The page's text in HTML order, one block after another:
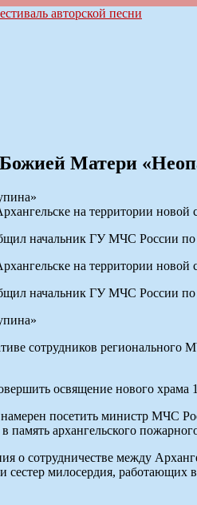
Матери
на территории
начальник ГУ МЧС России
на территории
начальник ГУ МЧС России
сотрудников
освящение нового храма
посетить министр МЧС
архангельского
о сотрудничестве между
милосердия, работающих